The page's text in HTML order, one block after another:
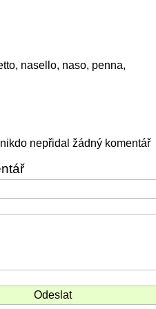
nasello, naso, penna,
nepřidal žádný komentář